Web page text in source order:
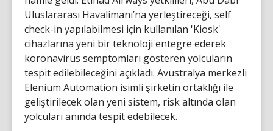
Uluslararası Havalimanı’na yerleştireceği, self
check-in yapılabilmesi için kullanılan 'Kiosk'
cihazlarına yeni bir teknoloji entegre ederek
koronavirüs semptomları gösteren yolcuların
tespit edilebileceğini açıkladı. Avustralya merkezli
Elenium Automation isimli şirketin ortaklığı ile
geliştirilecek olan yeni sistem, risk altında olan
yolcuları anında tespit edebilecek.